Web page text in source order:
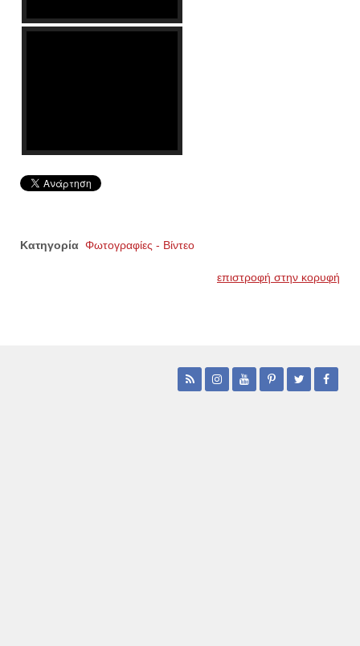
Κατηγορία Φωτογραφίες - Βίντεο
επιστροφή στην κορυφή